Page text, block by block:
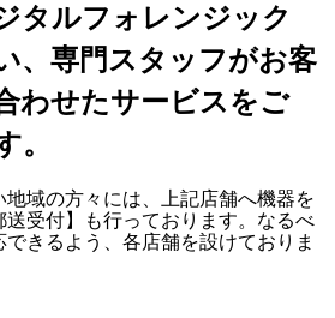
タルフォレンジック
、専門スタッフがお客
わせたサービスをご
。
地域の方々には、上記店舗へ機器を
受付】も行っております。なるべ
できるよう、各店舗を設けておりま